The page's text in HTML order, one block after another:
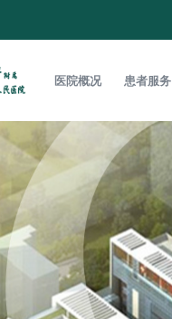
医院概况 患者服务